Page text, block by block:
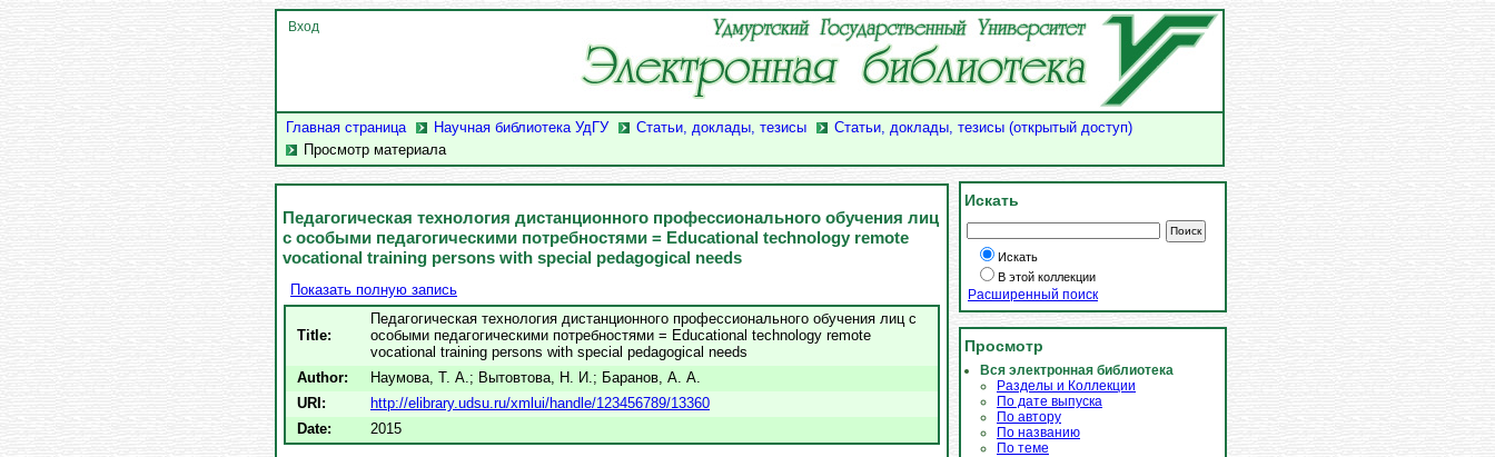
Главная страница Научная библиотека УдГУ Статьи, доклады, тезисы
Статьи, доклады, тезисы (открытый доступ)
Просмотр материала
Вход
Педагогическая технология дистанционного профессионального обучения лиц
с особыми педагогическими потребностями = Educational technology remote
vocational training persons with special pedagogical needs
Показать полную запись
Title:
Педагогическая технология дистанционного профессионального обучения лиц с
особыми педагогическими потребностями = Educational technology remote
vocational training persons with special pedagogical needs
Author:
Наумова, Т. А.; Вытовтова, Н. И.; Баранов, А. А.
URI:
http://elibrary.udsu.ru/xmlui/handle/123456789/13360
Date:
2015
Искать
Искать
В этой коллекции
Расширенный поиск
Просмотр
Вся электронная библиотека
Разделы и Коллекции
По дате выпуска
По автору
По названию
По теме